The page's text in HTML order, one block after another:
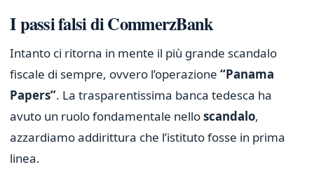
I passi falsi di CommerzBank
Intanto ci ritorna in mente il più grande scandalo
fiscale di sempre, ovvero l’operazione “Panama
Papers”. La trasparentissima banca tedesca ha
avuto un ruolo fondamentale nelloscandalo,
azzardiamo addirittura che l’istituto fosse in prima
linea.